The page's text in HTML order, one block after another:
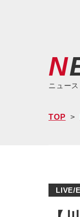
ニュース
TOP
LIVE/